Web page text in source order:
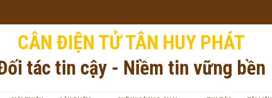
CÂN ĐIỆN TỬ TÂN HUY PHÁT
tác tin cậy - Niềm tin vững bền